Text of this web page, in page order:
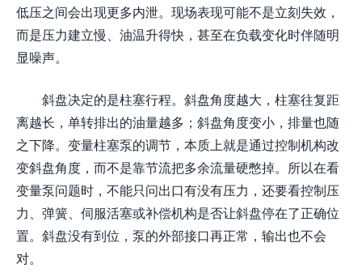
低压之间会出现更多内泄。现场表现可能不是立刻失效，
而是压力建立慢、油温升得快，甚至在负载变化时伴随明
显噪声。
斜盘决定的是柱塞行程。斜盘角度越大，柱塞往复距
离越长，单转排出的油量越多；斜盘角度变小，排量也随
之下降。变量柱塞泵的调节，本质上就是通过控制机构改
变斜盘角度，而不是靠节流把多余流量硬憋掉。所以在看
变量泵问题时，不能只问出口有没有压力，还要看控制压
力、弹簧、伺服活塞或补偿机构是否让斜盘停在了正确位
置。斜盘没有到位，泵的外部接口再正常，输出也不会
对。